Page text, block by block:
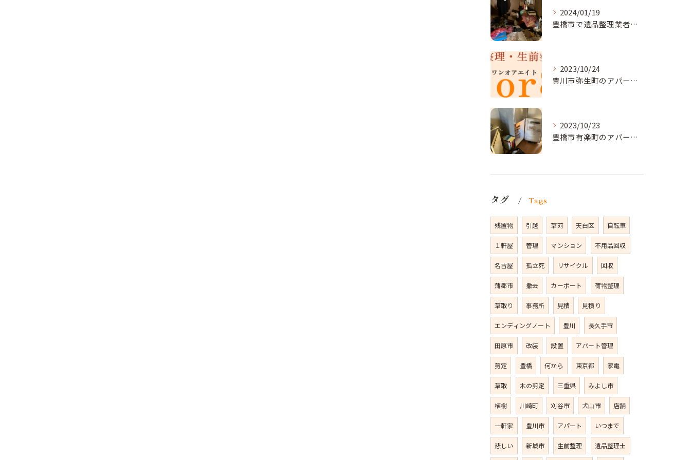
2024/01/19
豊橋市で遺品整理業者をお探しなら｜心を込めたサービスを
2023/10/24
豊川市弥生町のアパート改装に向かいました。
2023/10/23
豊橋市有楽町のアパートに遺品整理に向かいました。
タグ Tags
残置物 引越 草苅 天白区 自転車
１軒屋 管理 マンション 不用品回収
名古屋 孤立死 リサイクル 回収
蒲郡市 撤去 カーポート 荷物整理
草取り 事務所 見積 見積り
エンディングノート 豊川 長久手市
田原市 改装 設置 アパート管理
剪定 豊橋 何から 東京都 家電
草取 木の剪定 三重県 みよし市
植樹 川崎町 刈谷市 犬山市 店舗
一軒家 豊川市 アパート いつまで
悲しい 新城市 生前整理 遺品整理士